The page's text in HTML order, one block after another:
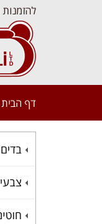
להזמנות
דף הבית
+
בדים
+
+